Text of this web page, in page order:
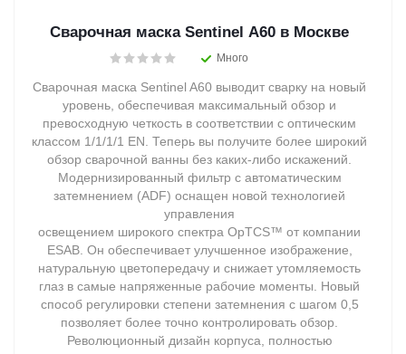
Сварочная маска Sentinel A60 в Москве
Много
Сварочная маска Sentinel A60 выводит сварку на новый
уровень, обеспечивая максимальный обзор и
превосходную четкость в соответствии с оптическим
классом 1/1/1/1 EN. Теперь вы получите более широкий
обзор сварочной ванны без каких-либо искажений.
Модернизированный фильтр с автоматическим
затемнением (ADF) оснащен новой технологией
управления
освещением широкого спектра OpTCS™ от компании
ESAB. Он обеспечивает улучшенное изображение,
натуральную цветопередачу и снижает утомляемость
глаз в самые напряженные рабочие моменты. Новый
способ регулировки степени затемнения с шагом 0,5
позволяет более точно контролировать обзор.
Революционный дизайн корпуса, полностью